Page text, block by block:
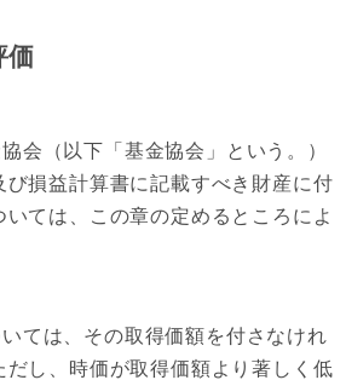
会（以下「基金協会」という。）
び損益計算書に記載すべき財産に付
いては、この章の定めるところによ
ては、その取得価額を付さなけれ
だし、時価が取得価額より著しく低